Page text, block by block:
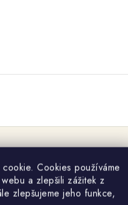
Cookies používáme
a zlepšili zážitek z
zlepšujeme jeho funkce,
.